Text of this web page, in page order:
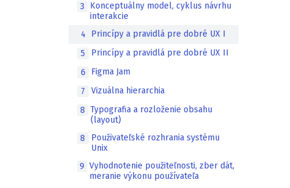
3
Konceptuálny model, cyklus návrhu
interakcie
4
Princípy a pravidlá pre dobré UX I
5
Princípy a pravidlá pre dobré UX II
6
Figma Jam
7
Vizuálna hierarchia
8
Typografia a rozloženie obsahu
(layout)
8
Použivateľské rozhrania systému
Unix
9 Vyhodnotenie použiteľnosti, zber dát,
meranie výkonu používateľa